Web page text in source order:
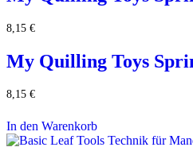
8,15 €
My Quilling Toys
8,15 €
In den Warenkorb